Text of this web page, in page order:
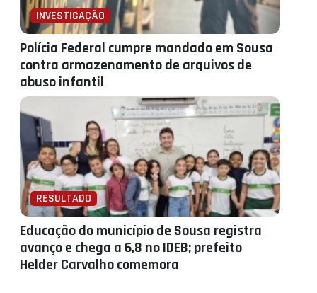
INVESTIGAÇÃO
Polícia Federal cumpre mandado em Sousa
contra armazenamento de arquivos de
abuso infantil
RESULTADO
Educação do município de Sousa registra
avanço e chega a 6,8 no IDEB; prefeito
Helder Carvalho comemora